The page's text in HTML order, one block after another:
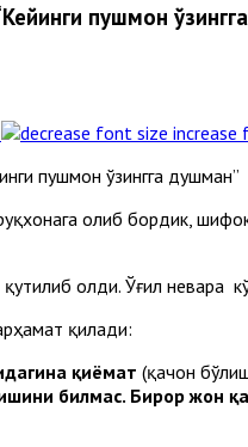
пушмон
increase
олиб бордик,
олди. Ўғил невара
қилади:
қиёмат (қачон
билмас. Бирор жон